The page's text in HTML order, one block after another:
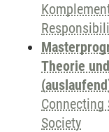
Theorie
Connecting
Society